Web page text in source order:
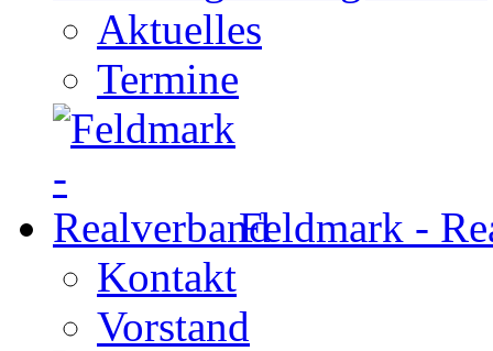
Aktuelles
Termine
Feldmark -
Kontakt
Vorstand